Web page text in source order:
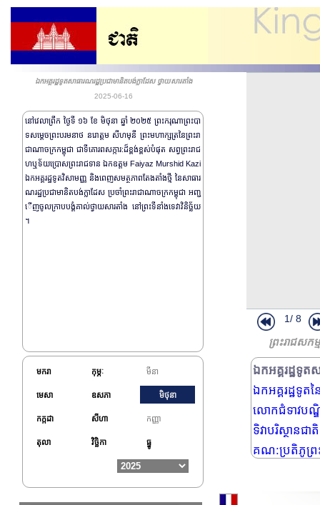
ឯកអគ្គរដ្ឋទូតសាធារណរដ្ឋប្រជាមានិតបង់ក្លាដែស ថ្វាយសារតាំង
2025-06-16
នៅវេលាព្រឹក ថ្ងៃទី ១៦ ខែ មិថុនា ឆ្នាំ ២០២៥ ព្រះករុណាព្រះបា
ទសម្តេចព្រះបរមនាថ នរោត្តម សីហមុនី ព្រះមហាក្សត្រនៃព្រះរា
ជាណាចក្រកម្ពុជា ជាទីគោរពសក្ការ:ដ៏ខ្ពង់ខ្ពស់បំផុត សព្វព្រះរាជ
ហឬទ័យប្រោសព្រះរាជទាន ឯកឧត្តម Faiyaz Murshid Kazi
ឯកអគ្គរដ្ឋទូតវិសាមញ្ញ និងពេញសមត្ថភាពតែងតាំងថ្មី នៃសាធារ
ណរដ្ឋប្រជាមានិតបង់ក្លាដែស ប្រចាំព្រះរាជាណាចក្រកម្ពុជា អញ្ជ
ើញចូលក្រាបបង្គំគាល់ថ្វាយសារតាំង នៅព្រះទីនាំងទេវាវិនិច្ឆ័យ
។
មករា កុម្ភៈ មីនា
មេសា ឧសភា មិថុនា
កក្កដា សីហា កញ្ញា
តុលា វិច្ឆិកា ធ្នូ
1/ 8
ព្រះរាជសក
ឯកអគ្គរដ្ឋទូ
ឯកអគ្គរដ្ឋទូត
ឯកអគ្គរដ្ឋទូត
លោកជំទាវបណ្
ទិវាបរិស្ថាន
គណ:ប្រតិភូព្រះ